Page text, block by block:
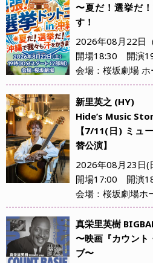
〜夏だ！選挙だ
す！
2026年08月22日（
開場18:30 開演
会場：桜坂劇場 ホ
新里英之 (HY)
Hide’s Music
【7/11(日) ミュ
替公演】
2026年08月23日(
開場17:00 開演
会場：桜坂劇場ホ
真栄⾥英樹
〜映画『カウント
ブ〜